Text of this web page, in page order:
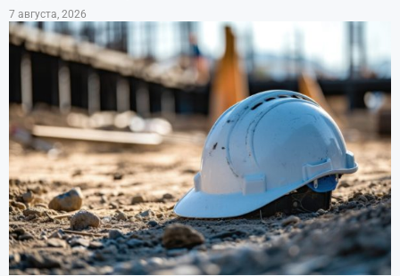
7 августа, 2026